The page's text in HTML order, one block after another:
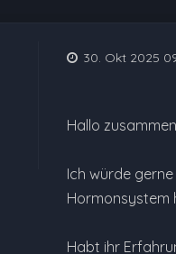
30. Okt 2025
Hallo
Ich würde
Hormonsystem
Habt ihr